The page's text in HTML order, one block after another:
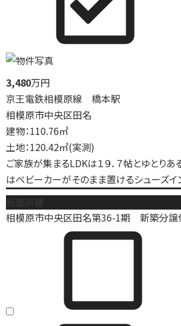
3,480万円
京王電鉄相模原線 橋本駅
相模原市中央区田名
建物：110.76㎡
土地：120.42㎡(実測)
ご家族が集まるLDKは１９．７帖とゆとり
はベビーカーがそのまま置けるシューズイ
相模原市中央区田名第36-1期 新築分